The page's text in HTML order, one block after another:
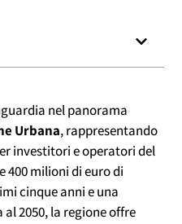
nel panorama
Urbana, rappresentando
investitori e operatori del
400 milioni di euro di
cinque anni e una
2050, la regione offre